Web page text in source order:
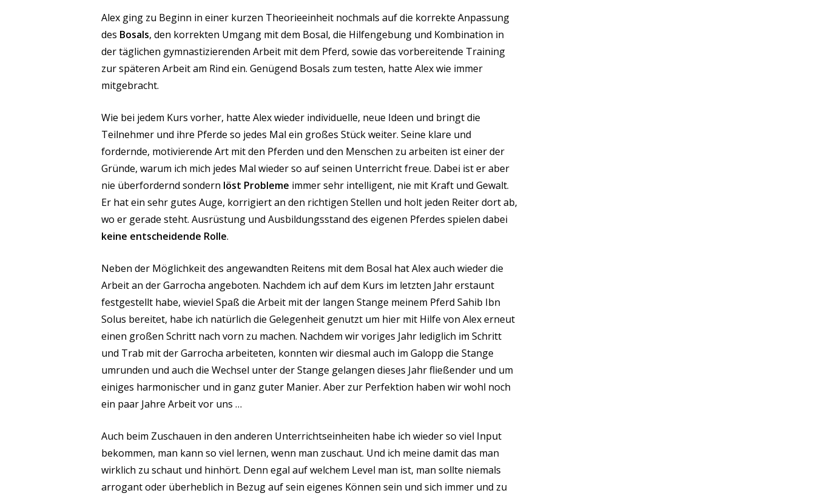
Alex ging zu Beginn in einer kurzen Theorieeinheit nochmals auf die korrekte Anpassung
des Bosals, den korrekten Umgang mit dem Bosal, die Hilfengebung und Kombination in
der täglichen gymnastizierenden Arbeit mit dem Pferd, sowie das vorbereitende Training
zur späteren Arbeit am Rind ein. Genügend Bosals zum testen, hatte Alex wie immer
mitgebracht.
Wie bei jedem Kurs vorher, hatte Alex wieder individuelle, neue Ideen und bringt die
Teilnehmer und ihre Pferde so jedes Mal ein großes Stück weiter. Seine klare und
fordernde, motivierende Art mit den Pferden und den Menschen zu arbeiten ist einer der
Gründe, warum ich mich jedes Mal wieder so auf seinen Unterricht freue. Dabei ist er aber
nie überfordernd sondern löst Probleme immer sehr intelligent, nie mit Kraft und Gewalt.
Er hat ein sehr gutes Auge, korrigiert an den richtigen Stellen und holt jeden Reiter dort ab,
wo er gerade steht. Ausrüstung und Ausbildungsstand des eigenen Pferdes spielen dabei
keine entscheidende Rolle.
Neben der Möglichkeit des angewandten Reitens mit dem Bosal hat Alex auch wieder die
Arbeit an der Garrocha angeboten. Nachdem ich auf dem Kurs im letzten Jahr erstaunt
festgestellt habe, wieviel Spaß die Arbeit mit der langen Stange meinem Pferd Sahib Ibn
Solus bereitet, habe ich natürlich die Gelegenheit genutzt um hier mit Hilfe von Alex erneut
einen großen Schritt nach vorn zu machen. Nachdem wir voriges Jahr lediglich im Schritt
und Trab mit der Garrocha arbeiteten, konnten wir diesmal auch im Galopp die Stange
umrunden und auch die Wechsel unter der Stange gelangen dieses Jahr fließender und um
einiges harmonischer und in ganz guter Manier. Aber zur Perfektion haben wir wohl noch
ein paar Jahre Arbeit vor uns …
Auch beim Zuschauen in den anderen Unterrichtseinheiten habe ich wieder so viel Input
bekommen, man kann so viel lernen, wenn man zuschaut. Und ich meine damit das man
wirklich zu schaut und hinhört. Denn egal auf welchem Level man ist, man sollte niemals
arrogant oder überheblich in Bezug auf sein eigenes Können sein und sich immer und zu